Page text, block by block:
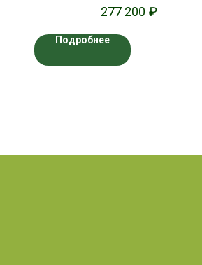
277 200 ₽
Подробнее